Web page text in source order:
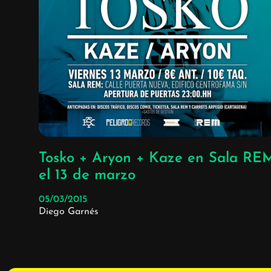
Tosko + Aryon + Kaze en Sala
el 13 de marzo
05/03/2015
Diego Garnés